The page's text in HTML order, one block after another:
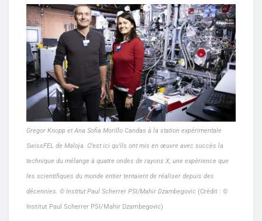
Gregor Knopp et Ana Sofia Morillo Candas à la station expérimentale
SwissFEL de Maloja. C’est ici qu’ils ont mis en œuvre avec succès la
technique du mélange à quatre ondes de rayons X, une expérience que
les scientifiques du monde entier tentaient de réaliser depuis des
décennies. © Institut Paul Scherrer PSI/Mahir Dzambegovic (Crédit : ©
Institut Paul Scherrer PSI/Mahir Dzambegovic)